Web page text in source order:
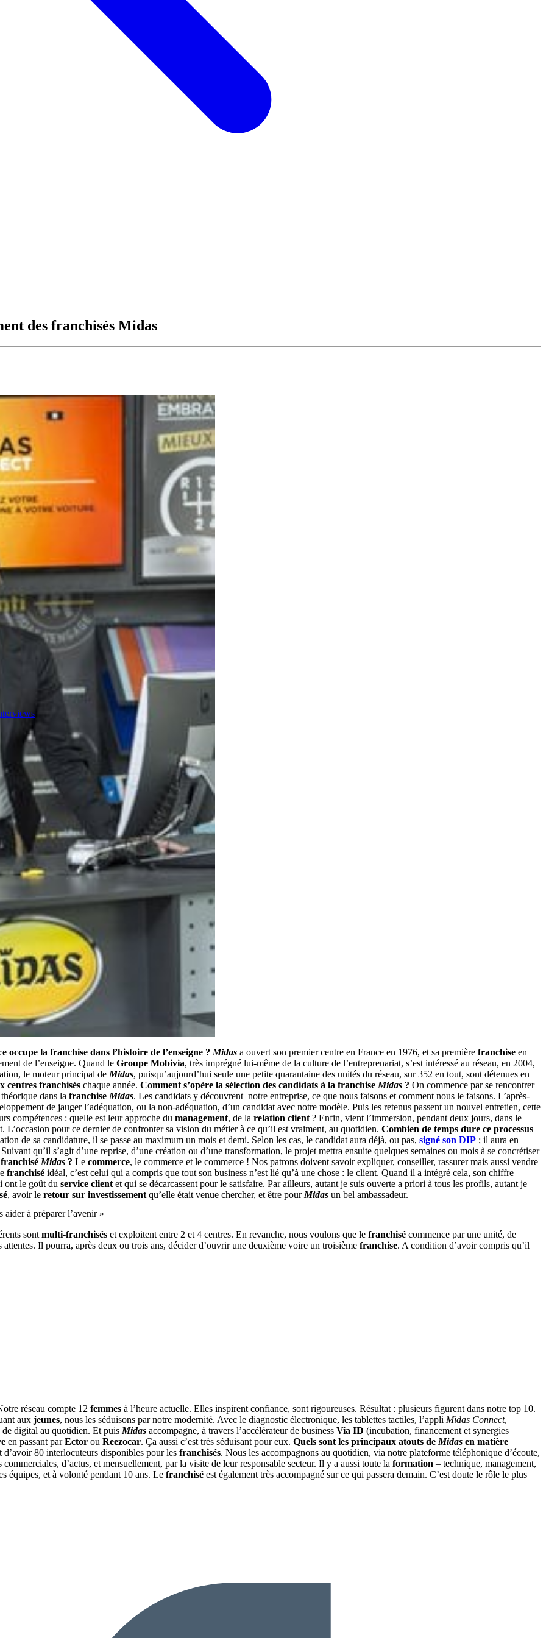
des franchisés Midas
occupe la franchise dans l’histoire de l’enseigne ? Midas a ouvert son premier centre en France en 1976, et sa première franchise en
de l’enseigne. Quand le Groupe Mobivia, très imprégné lui-même de la culture de l’entreprenariat, s’est intéressé au réseau, en 2004,
le moteur principal de Midas, puisqu’aujourd’hui seule une petite quarantaine des unités du réseau, sur 352 en tout, sont détenues en
centres franchisés chaque année. Comment s’opère la sélection des candidats à la franchise Midas ? On commence par se rencontrer
dans la franchise Midas. Les candidats y découvrent notre entreprise, ce que nous faisons et comment nous le faisons. L’après-
de jauger l’adéquation, ou la non-adéquation, d’un candidat avec notre modèle. Puis les retenus passent un nouvel entretien, cette
compétences : quelle est leur approche du management, de la relation client ? Enfin, vient l’immersion, pendant deux jours, dans le
pour ce dernier de confronter sa vision du métier à ce qu’il est vraiment, au quotidien. Combien de temps dure ce processus
de sa candidature, il se passe au maximum un mois et demi. Selon les cas, le candidat aura déjà, ou pas, signé son DIP ; il aura en
Suivant qu’il s’agit d’une reprise, d’une création ou d’une transformation, le projet mettra ensuite quelques semaines ou mois à se concrétiser
Midas ? Le commerce, le commerce et le commerce ! Nos patrons doivent savoir expliquer, conseiller, rassurer mais aussi vendre
franchisé idéal, c’est celui qui a compris que tout son business n’est lié qu’à une chose : le client. Quand il a intégré cela, son chiffre
ont le goût du service client et qui se décarcassent pour le satisfaire. Par ailleurs, autant je suis ouverte a priori à tous les profils, autant je
, avoir le retour sur investissement qu’elle était venue chercher, et être pour Midas un bel ambassadeur.
aider à préparer l’avenir »
sont multi-franchisés et exploitent entre 2 et 4 centres. En revanche, nous voulons que le franchisé commence par une unité, de
Il pourra, après deux ou trois ans, décider d’ouvrir une deuxième voire un troisième franchise. A condition d’avoir compris qu’il
réseau compte 12 femmes à l’heure actuelle. Elles inspirent confiance, sont rigoureuses. Résultat : plusieurs figurent dans notre top 10.
aux jeunes, nous les séduisons par notre modernité. Avec le diagnostic électronique, les tablettes tactiles, l’appli Midas Connect,
de digital au quotidien. Et puis Midas accompagne, à travers l’accélérateur de business Via ID (incubation, financement et synergies
en passant parEctor ou Reezocar. Ça aussi c’est très séduisant pour eux. Quels sont les principaux atouts de Midas en matière
80 interlocuteurs disponibles pour les franchisés. Nous les accompagnons au quotidien, via notre plateforme téléphonique d’écoute,
d’actus, et mensuellement, par la visite de leur responsable secteur. Il y a aussi toute la formation – technique, management,
équipes, et à volonté pendant 10 ans. Le franchisé est également très accompagné sur ce qui passera demain. C’est doute le rôle le plus